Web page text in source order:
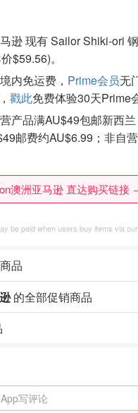
逊 现有 Sailor Shiki-ori
$59.56)。
内免运费， Prime会员无
戳此免费体验30天Prime
产品满AU$49包邮新西
邮费约AU$6.99；非自
澳洲亚马逊 直达购买链接
be paid when users buy items via our
品
的全部促销商品
写评论